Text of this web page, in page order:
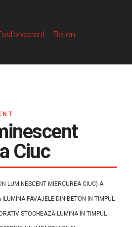
Ciuc
LUMINESCENT MIERCUREA CIUC) A
ILUMINA PAVAJELE DIN BETON IN TIMPUL
STOCHEAZĂ LUMINA ÎN TIMPUL